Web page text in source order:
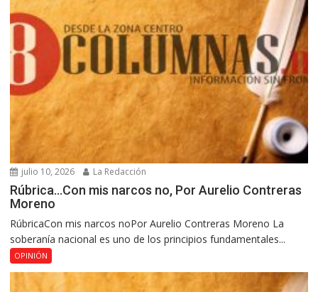
julio 10, 2026 La Redacción
Rúbrica…Con mis narcos no, Por Aurelio Contreras
Moreno
RúbricaCon mis narcos noPor Aurelio Contreras Moreno La
soberanía nacional es uno de los principios fundamentales...
OPINIÓN